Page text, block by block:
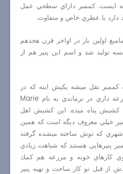
ايست. كممبر داراي سطحي عمل
با عطري خاص و متفاوت.
اولين بار در اواخر قرن هجدهم
توليد شد و اسم اين پنير هم از
كممبر نقل ميشه يكيش اينه كه در
داري در نرماندي به نام Marie
كشيش پناه ميده. اين كشيش اهل
خيلي معروف ديگه است كه همين
كه توش ساخته ميشده گرفته
پنيرهايي هستند كه شباهت زيادي
كارهاي خونه و مزرعه هم كمك
از قبل تو كار ساخت و تهيه پنير